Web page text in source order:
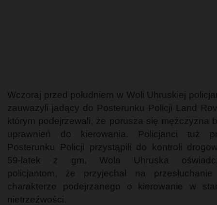
Wczoraj przed południem w Woli Uhruskiej
zauważyli jadący do Posterunku Policji Land
którym podejrzewali, że porusza się mężczyzna
uprawnień do kierowania. Policjanci tuż
Posterunku Policji przystąpili do kontroli
59-latek z gm. Wola Uhruska
policjantom, że przyjechał na
charakterze podejrzanego o kierowanie w
nietrzeźwości.